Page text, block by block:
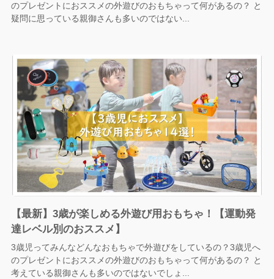
のプレゼントにおススメの外遊びのおもちゃって何があるの？ と
疑問に思っている親御さんも多いのではない...
【最新】3歳が楽しめる外遊び用おもちゃ！【運動発
達レベル別のおススメ】
3歳児ってみんなどんなおもちゃで外遊びをしているの？3歳児へ
のプレゼントにおススメの外遊びのおもちゃって何があるの？ と
考えている親御さんも多いのではないでしょ...